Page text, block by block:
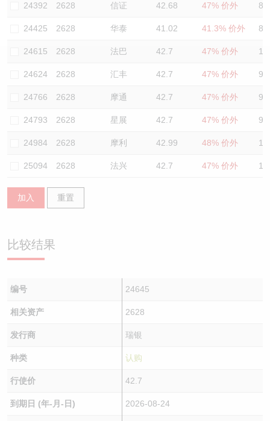
24392 2628 信证 42.68 47% 价外
24425 2628 华泰 41.02 41.3% 价外
24615 2628 法巴 42.7 47% 价外
24624 2628 汇丰 42.7 47% 价外
24766 2628 摩通 42.7 47% 价外
24793 2628 星展 42.7 47% 价外
24984 2628 摩利 42.99 48% 价外
25094 2628 法兴 42.7 47% 价外
加入 重置
比较结果
编号 24645
相关资产 2628
发行商 瑞银
种类 认购
行使价 42.7
到期日 (年-月-日) 2026-08-24
认股证/牛熊证日志
认股证文件及公告
牛熊证到期结算价查找
牛熊证分析仪
牛熊证文件及公告
牛熊证文件及公告 (瑞信)
中资ETFs溢价比较
AH 股价对照
ADR
收市竞价变化